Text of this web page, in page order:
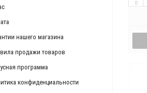
нашего магазина
продажи товаров
программа
конфиденциальности